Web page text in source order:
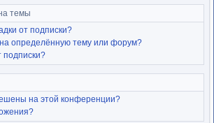
темы
от подписки?
определённую тему или форум?
подписки?
на этой конференции?